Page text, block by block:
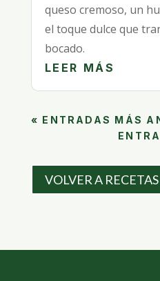
queso cremoso, un
el toque dulce que
bocado.
LEER MÁS
« ENTRADAS MÁS
VOLVER A RECETAS